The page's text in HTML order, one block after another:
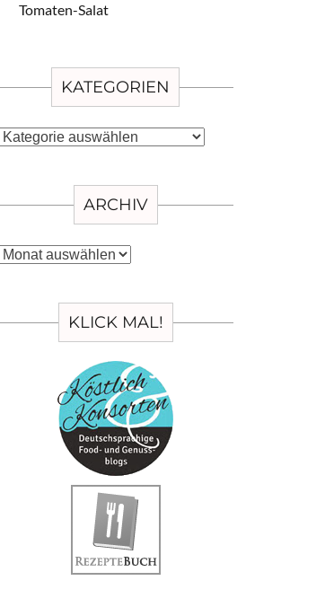
Tomaten-Salat
KATEGORIEN
Kategorien
ARCHIV
Archiv
KLICK MAL!